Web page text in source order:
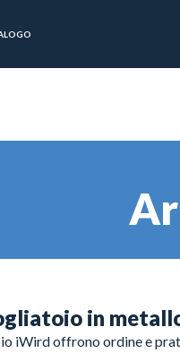
in
iWird offrono ordine e